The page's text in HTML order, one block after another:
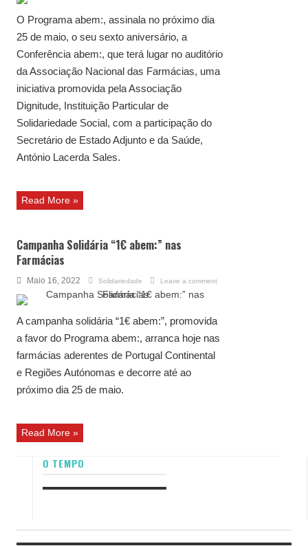
O Programa abem:, assinala no próximo dia
25 de maio, o seu sexto aniversário, a
Conferência abem:, que terá lugar no auditório
da Associação Nacional das Farmácias, uma
iniciativa promovida pela Associação
Dignitude, Instituição Particular de
Solidariedade Social, com a participação do
Secretário de Estado Adjunto e da Saúde,
António Lacerda Sales.
Read More »
Campanha Solidária “1€ abem:” nas
Farmácias
Maio 16, 2022 Solidariedade Leave a comment
A campanha solidária “1€ abem:”, promovida
a favor do Programa abem:, arranca hoje nas
farmácias aderentes de Portugal Continental
e Regiões Autónomas e decorre até ao
próximo dia 25 de maio.
Read More »
O TEMPO